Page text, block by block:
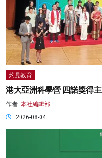
灼見教育
港大亞洲科學營 四諾獎得
作者: 本社編輯部
2026-08-04